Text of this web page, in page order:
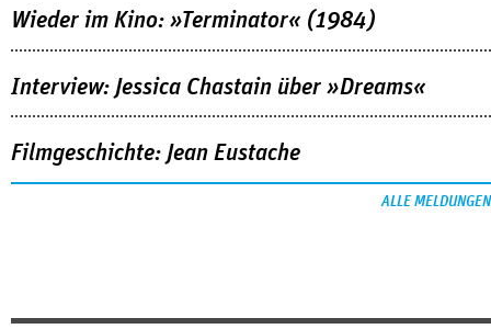
Wieder im Kino: »Terminator« (1984)
Interview: Jessica Chastain über »Dreams«
Filmgeschichte: Jean Eustache
ALLE MELDUNGEN